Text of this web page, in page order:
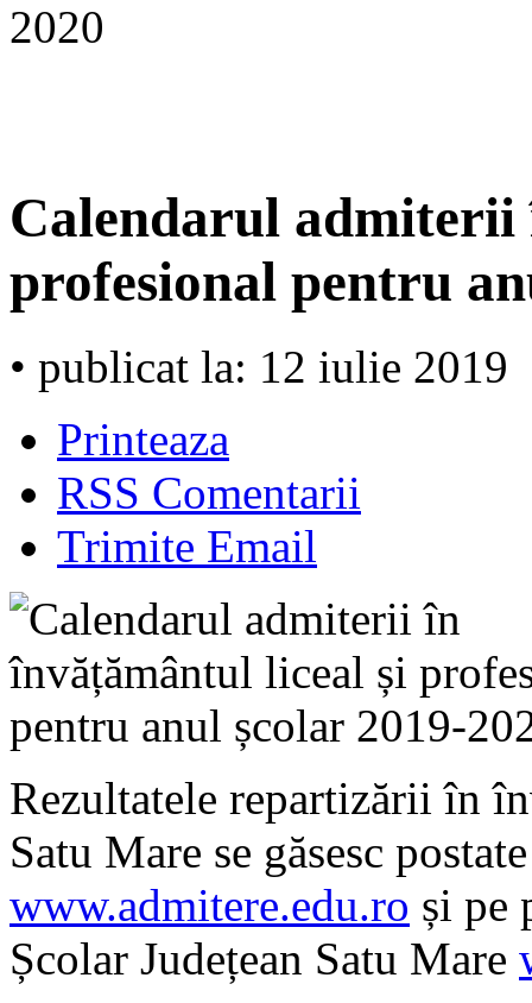
2020
Calendarul
profesional pentru
• publicat la: 12 iulie 2019
Printeaza
RSS Comentarii
Trimite Email
Rezultatele repartizării în
Satu Mare se găsesc
www.admitere.edu.ro și pe
Școlar Județean Satu Mare